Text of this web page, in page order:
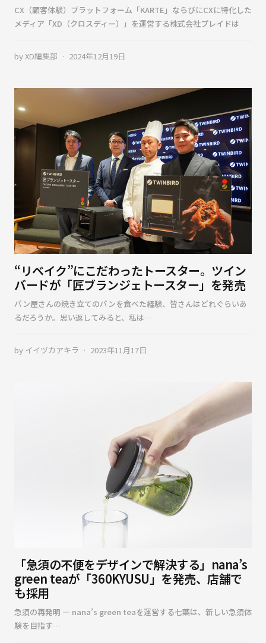
CX（顧客体験）プラットフォーム「KARTE」ならびにCXに特化した
メディア「XD（クロスディー）」を運営する株式会社プレイドは
byXD編集部 2024年12月19日
“リベイク”にこだわったトースター。ツイン
バードが「匠ブランジェトースター」を発売
パン屋さんの焼き立てのパンを食べた経験、皆さんはどれぐらいあ
るだろうか。思い返してみると、私は…
by イイヅカアキラ 2023年11月17日
「急須の不便をデザインで解決する」nana’s
green teaが「360KYUSU」を発売、店舗で
も採用
急須の再発明 — nana’s green teaを運営する七葉は、新しい急須体
験を目指す…